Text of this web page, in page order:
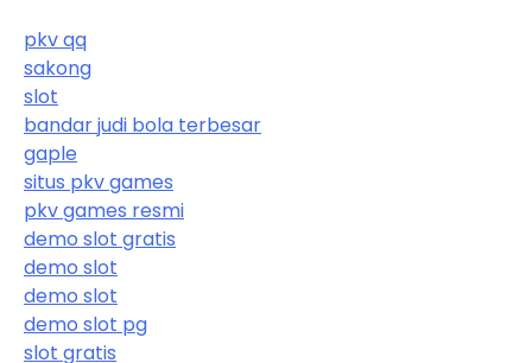
pkv qq
sakong
slot
bandar judi bola terbesar
gaple
situs pkv games
pkv games resmi
demo slot gratis
demo slot
demo slot
demo slot pg
slot gratis